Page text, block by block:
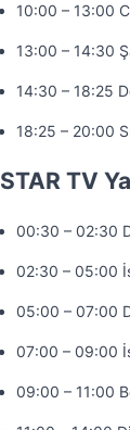
10:00 – 13:00
13:00 – 14:30
14:30 – 18:25
18:25 – 20:00
STAR TV
00:30 – 02:30
02:30 – 05:00
05:00 – 07:00
07:00 – 09:00
09:00 – 11:00